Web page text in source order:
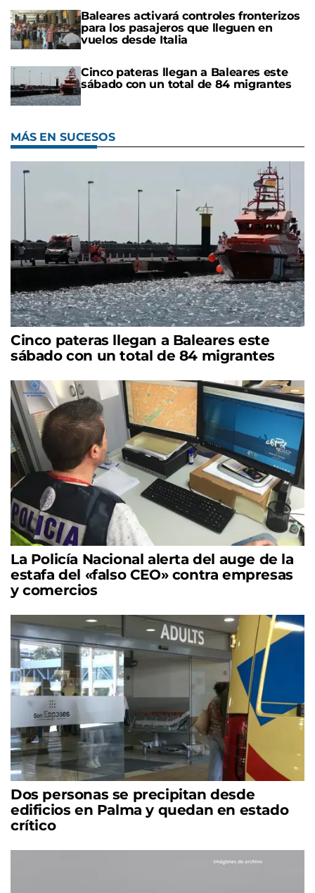
Baleares activará controles fronterizos
para los pasajeros que lleguen en
vuelos desde Italia
Cinco pateras llegan a Baleares este
sábado con un total de 84 migrantes
MÁS EN SUCESOS
Cinco pateras llegan a Baleares este
sábado con un total de 84 migrantes
La Policía Nacional alerta del auge de la
estafa del «falso CEO» contra empresas
y comercios
Dos personas se precipitan desde
edificios en Palma y quedan en estado
crítico